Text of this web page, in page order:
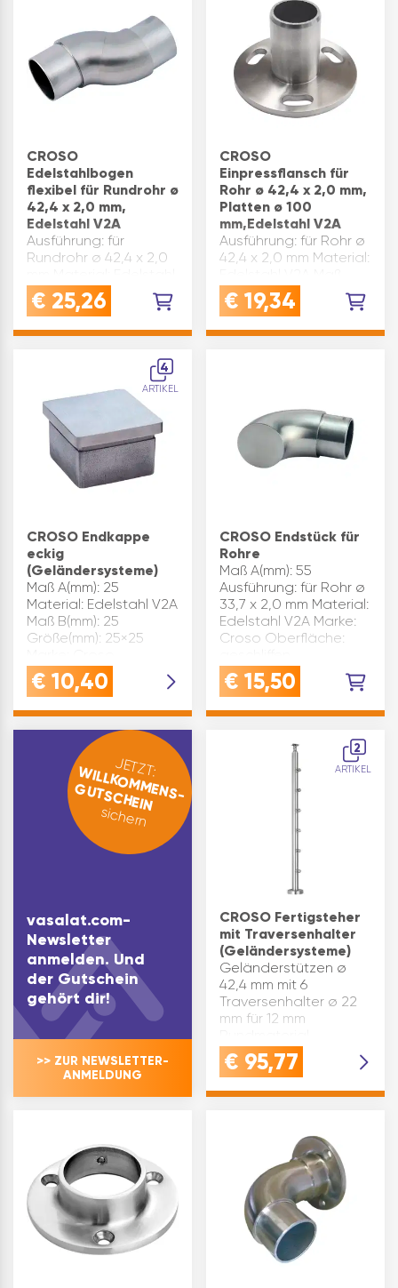
CROSO
Edelstahlbogen
flexibel für Rundrohr ø
42,4 x 2,0 mm,
Edelstahl V2A
Ausführung: für
Rundrohr ø 42,4 x 2,0
V2A Maß B(mm): 43
Radius(mm): 57 Maß
60 Marke: Croso
Inhaltsangabe (ST): 1
€ 25,26
CROSO
Einpressflansch für
Rohr ø 42,4 x 2,0 mm,
Platten ø 100
mm,Edelstahl V2A
Ausführung: für Rohr ø
42,4 x 2,0 mm Material:
A(mm): 100 Maß B(mm):
75 Marke: Croso
geschliffen
€ 19,34
4
ARTIKEL
CROSO Endkappe
eckig
(Geländersysteme)
Maß A(mm): 25
Material: Edelstahl V2A
Maß B(mm): 25
Größe(mm): 25×25
Oberfläche:
geschliffen
€ 10,40
CROSO Endstück für
Rohre
Maß A(mm): 55
Ausführung: für Rohr ø
33,7 x 2,0 mm Material:
Edelstahl V2A Marke:
Croso Oberfläche:
Inhaltsangabe (ST): 1
€ 15,50
JETZT:
WILLKOMMENS-
GUTSCHEIN
sichern
vasalat.com-
Newsletter
anmelden. Und
der Gutschein
gehört dir!
>> ZUR NEWSLETTER-
ANMELDUNG
2
ARTIKEL
CROSO Fertigsteher
mit Traversenhalter
(Geländersysteme)
Geländerstützen ø
42,4 mm mit 6
Traversenhalter ø 22
mm für 12 mm
Toleranzbereich 0,5
mmAUSFÜHRUNG: inkl. 6
Rohrstütz mit
Rundrohr 42,4
mmANWENDU…
€ 95,77